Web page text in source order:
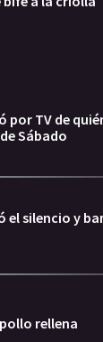
por TV de
Sábado
el silencio y
rellena